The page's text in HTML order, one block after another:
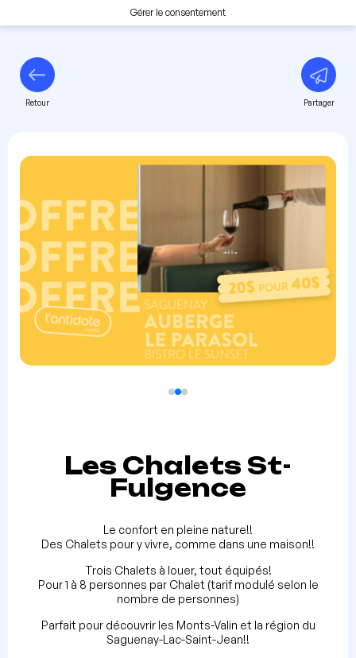
Gérer le consentement
Retour Partager
Les Chalets St-
Fulgence
Le confort en pleine nature!!
Des Chalets pour y vivre, comme dans une maison!!
Trois Chalets à louer, tout équipés!
Pour 1 à 8 personnes par Chalet (tarif modulé selon le
nombre de personnes)
Parfait pour découvrir les Monts-Valin et la région du
Saguenay-Lac-Saint-Jean!!